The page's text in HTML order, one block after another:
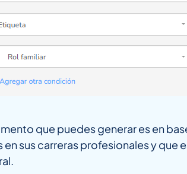
que puedes generar es en
sus carreras profesionales y